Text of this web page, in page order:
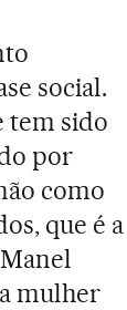
social.
tem sido
por
como
que é a
mulher